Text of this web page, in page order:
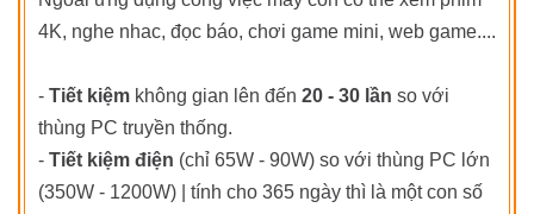
4K, nghe nhac, đọc báo, chơi game mini, web game....
- Tiết kiệm không gian lên đến 20 - 30 lần so với
thùng PC truyền thống.
- Tiết kiệm điện (chỉ 65W - 90W) so với thùng PC lớn
(350W - 1200W) | tính cho 365 ngày thì là một con số